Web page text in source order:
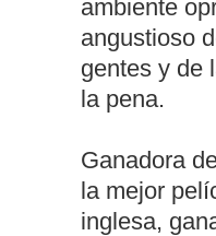
ambiente
angustioso
gentes y de
la pena.
Ganadora
la mejor
inglesa,